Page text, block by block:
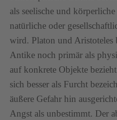
als seelische und
natürliche oder
wird. Platon und
Antike noch primär als
auf konkrete Objekte
sich besser als Furcht
äußere Gefahr hin
Angst als unbestimmt. Der